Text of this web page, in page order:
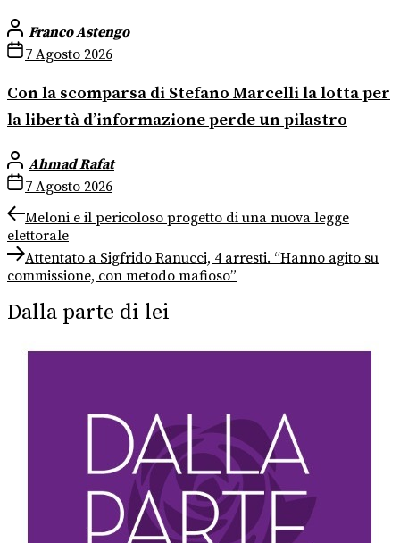
Franco Astengo
7 Agosto 2026
Con la scomparsa di Stefano Marcelli la lotta per
la libertà d’informazione perde un pilastro
Ahmad Rafat
7 Agosto 2026
Navigazione
articoli
Previous
post:
Meloni e il pericoloso progetto di una nuova legge
elettorale
Next
post:
Attentato a Sigfrido Ranucci, 4 arresti. “Hanno agito su
commissione, con metodo mafioso”
Dalla parte di lei